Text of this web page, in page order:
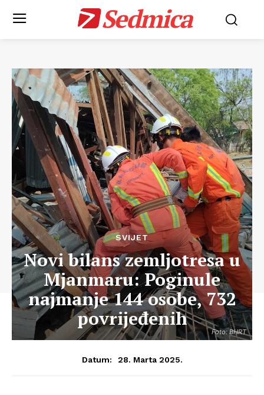
Sedmica
Foto: BHRT
SVIJET
Novi bilans zemljotresa u
Mjanmaru: Poginule
najmanje 144 osobe, 732
povrijeđenih
Datum: 28. Marta 2025.